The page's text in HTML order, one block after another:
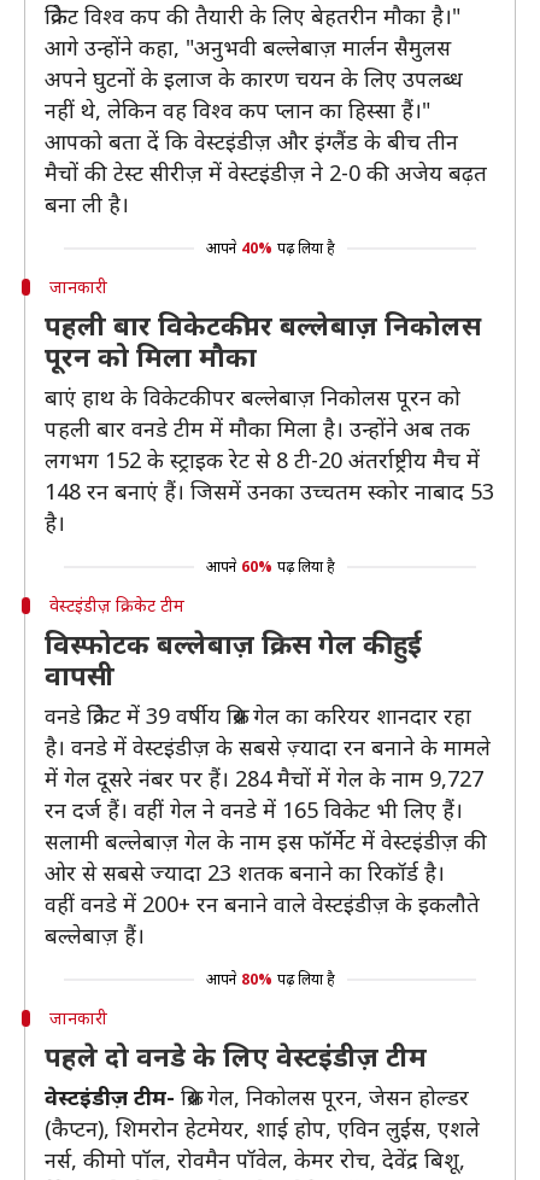
क्रिकेट विश्व कप की तैयारी के लिए बेहतरीन मौका है।"
आगे उन्होंने कहा, "अनुभवी बल्लेबाज़ मार्लन सैमुलस
अपने घुटनों के इलाज के कारण चयन के लिए उपलब्ध
नहीं थे, लेकिन वह विश्व कप प्लान का हिस्सा हैं।"
आपको बता दें कि वेस्टइंडीज़ और इंग्लैंड के बीच तीन
मैचों की टेस्ट सीरीज़ में वेस्टइंडीज़ ने 2-0 की अजेय बढ़त
बना ली है।
आपने 40% पढ़ लिया है
जानकारी
पहली बार विकेटकीपर बल्लेबाज़ निकोलस
पूरन को मिला मौका
बाएं हाथ के विकेटकीपर बल्लेबाज़ निकोलस पूरन को
पहली बार वनडे टीम में मौका मिला है। उन्होंने अब तक
लगभग 152 के स्ट्राइक रेट से 8 टी-20 अंतर्राष्ट्रीय मैच में
148 रन बनाएं हैं। जिसमें उनका उच्चतम स्कोर नाबाद 53
है।
आपने 60% पढ़ लिया है
वेस्टइंडीज़ क्रिकेट टीम
विस्फोटक बल्लेबाज़ क्रिस गेल की हुई
वापसी
वनडे क्रिकेट में 39 वर्षीय क्रिस गेल का करियर शानदार रहा
है। वनडे में वेस्टइंडीज़ के सबसे ज़्यादा रन बनाने के मामले
में गेल दूसरे नंबर पर हैं। 284 मैचों में गेल के नाम 9,727
रन दर्ज हैं। वहीं गेल ने वनडे में 165 विकेट भी लिए हैं।
सलामी बल्लेबाज़ गेल के नाम इस फॉर्मेट में वेस्टइंडीज़ की
ओर से सबसे ज्यादा 23 शतक बनाने का रिकॉर्ड है।
वहीं वनडे में 200+ रन बनाने वाले वेस्टइंडीज़ के इकलौते
बल्लेबाज़ हैं।
आपने 80% पढ़ लिया है
जानकारी
पहले दो वनडे के लिए वेस्टइंडीज़ टीम
वेस्टइंडीज़ टीम- क्रिस गेल, निकोलस पूरन, जेसन होल्डर
(कैप्टन), शिमरोन हेटमेयर, शाई होप, एविन लुईस, एशले
नर्स, कीमो पॉल, रोवमैन पॉवेल, केमर रोच, देवेंद्र बिशू,